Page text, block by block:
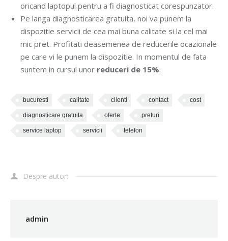
oricand laptopul pentru a fi diagnosticat corespunzator.
Pe langa diagnosticarea gratuita, noi va punem la
dispozitie servicii de cea mai buna calitate si la cel mai
mic pret. Profitati deasemenea de reducerile ocazionale
pe care vi le punem la dispozitie. In momentul de fata
suntem in cursul unor reduceri de 15%.
bucuresti calitate clienti contact cost
diagnosticare gratuita oferte preturi
service laptop servicii telefon
Despre autor:
admin